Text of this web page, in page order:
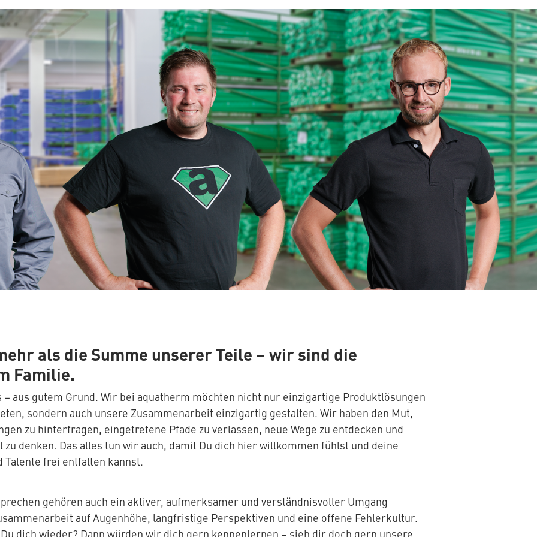
als die Summe unserer Teile –wir sind die
Familie.
– aus gutem Grund. Wir bei aquatherm möchten nicht nur einzigartige Produktlösungen
sondern auch unsere Zusammenarbeit einzigartig gestalten. Wir haben den Mut,
zu hinterfragen, eingetretene Pfade zu verlassen, neue Wege zu entdecken und
zu denken. Das alles tun wir auch, damit Du dich hier willkommen fühlst und deine
Talente frei entfalten kannst.
gehören auch ein aktiver, aufmerksamer und verständnisvoller Umgang
auf Augenhöhe, langfristige Perspektiven und eine offene Fehlerkultur.
dich wieder? Dann würden wir dich gern kennenlernen – sieh dir doch gern unsere